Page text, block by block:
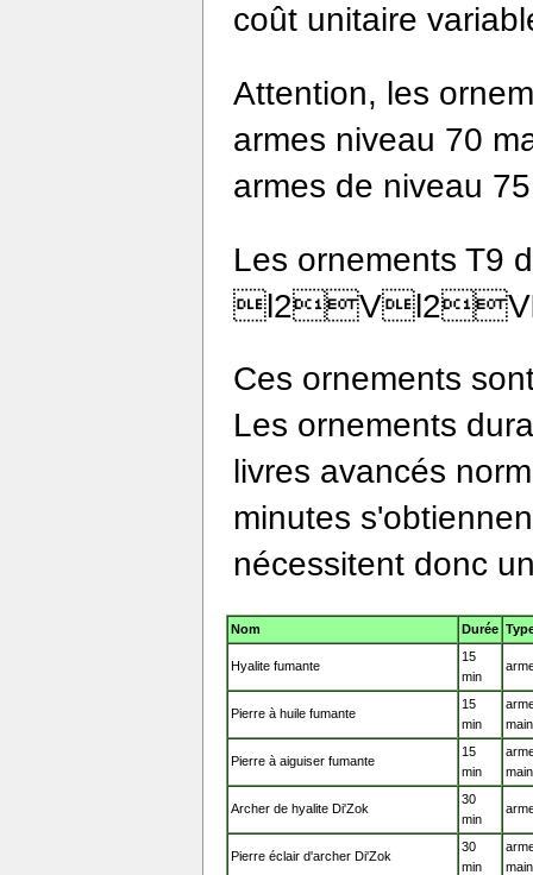
coût unitaire
Attention, les
armes niveau 70
armes de niveau
Les ornements T9
Ces ornements
Les ornements
livres avancés
minutes
nécessitent donc
Nom Durée
Hyalite fumante
15
min
Pierre à huile fumante
15
min
Pierre à aiguiser fumante
15
min
Archer de hyalite Di'Zok
30
min
Pierre éclair d'archer Di'Zok
30
min